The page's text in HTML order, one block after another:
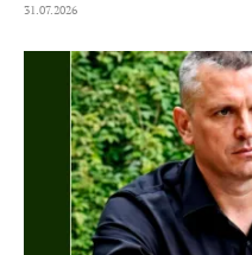
31.07.2026